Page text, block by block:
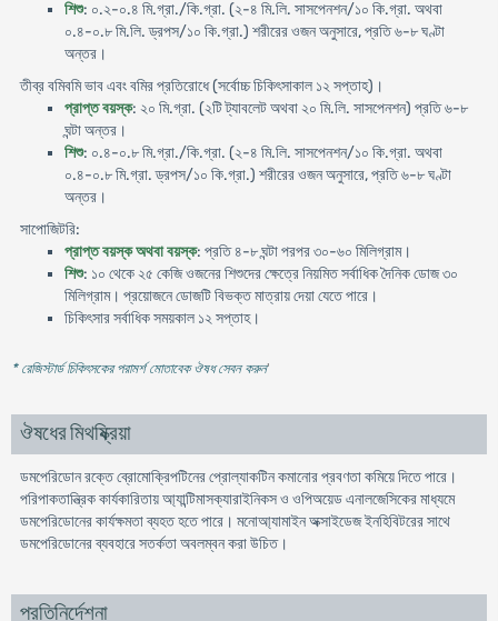
শিশু: ০.২-০.৪ মি.গ্রা./কি.গ্রা. (২-৪ মি.লি. সাসপেনশন/১০ কি.গ্রা. অথবা
০.৪-০.৮ মি.লি. ড্রপস/১০ কি.গ্রা.) শরীরের ওজন অনুসারে, প্রতি ৬-৮ ঘণ্টা
অন্তর।
তীব্র বমিবমি ভাব এবং বমির প্রতিরােধে (সর্বোচ্চ চিকিৎসাকাল ১২ সপ্তাহ)।
প্রাপ্ত বয়স্ক: ২০ মি.গ্রা. (২টি ট্যাবলেট অথবা ২০ মি.লি. সাসপেনশন) প্রতি ৬-৮
ঘন্টা অন্তর।
শিশু: ০.৪-০.৮ মি.গ্রা./কি.গ্রা. (২-৪ মি.লি. সাসপেনশন/১০ কি.গ্রা. অথবা
০.৪-০.৮ মি.গ্রা. ড্রপস/১০ কি.গ্রা.) শরীরের ওজন অনুসারে, প্রতি ৬-৮ ঘণ্টা
অন্তর।
সাপোজিটরি:
প্রাপ্ত বয়স্ক অথবা বয়স্ক: প্রতি ৪-৮ ঘন্টা পরপর ৩০-৬০ মিলিগ্রাম।
শিশু: ১০ থেকে ২৫ কেজি ওজনের শিশুদের ক্ষেত্রে নিয়মিত সর্বাধিক দৈনিক ডোজ ৩০
মিলিগ্রাম। প্রয়োজনে ডোজটি বিভক্ত মাত্রায় দেয়া যেতে পারে।
চিকিৎসার সর্বাধিক সময়কাল ১২ সপ্তাহ।
* রেজিস্টার্ড চিকিৎসকের পরামর্শ মোতাবেক ঔষধ সেবন করুন'
ঔষধের মিথষ্ক্রিয়া
ডমপেরিডােন রক্তে ব্রোমােক্রিপটিনের প্রােল্যাকটিন কমানাের প্রবণতা কমিয়ে দিতে পারে।
পরিপাকতান্ত্রিক কার্যকারিতায় আ্যান্টিমাসক্যারাইনিকস ও ওপিঅয়েড এনালজেসিকের মাধ্যমে
ডমপেরিডােনের কার্যক্ষমতা ব্যহত হতে পারে। মনােআ্যামাইন অক্সাইডেজ ইনহিবিটরের সাথে
ডমপেরিডােনের ব্যবহারে সতর্কতা অবলম্বন করা উচিত।
প্রতিনির্দেশনা